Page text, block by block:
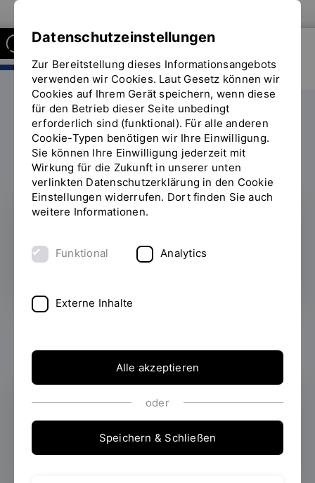
FAKULTÄT INFORMATIK UND
MATHEMATIK
Sie
befinden
sich
auf
der
Seite
"ReMIC"
Labore ReMIC
Forschung
Lehre
Datenschutzeinstellungen
Zur Bereitstellung dieses Informationsangebots
verwenden wir Cookies. Laut Gesetz können wir
Cookies auf Ihrem Gerät speichern, wenn diese
für den Betrieb dieser Seite unbedingt
erforderlich sind (funktional). Für alle anderen
Cookie-Typen benötigen wir Ihre Einwilligung.
Sie können Ihre Einwilligung jederzeit mit
Wirkung für die Zukunft in unserer unten
verlinkten Datenschutzerklärung in den Cookie
Einstellungen widerrufen. Dort finden Sie auch
weitere Informationen.
Funktional Analytics
Externe Inhalte
Alle akzeptieren
oder
Speichern & Schließen